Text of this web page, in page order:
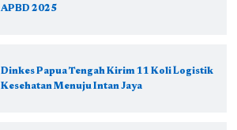
APBD 2025
Dinkes Papua Tengah Kirim 11 Koli Logistik
Kesehatan Menuju Intan Jaya